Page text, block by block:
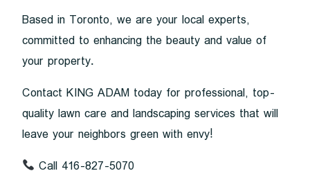
Based in Toronto, we are your local experts,
committed to enhancing the beauty and value of
your property.
Contact KING ADAM today for professional, top-
quality lawn care and landscaping services that will
leave your neighbors green with envy!
Call 416-827-5070